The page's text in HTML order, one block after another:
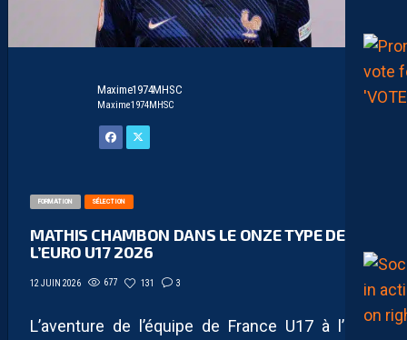
Maxime1974MHSC
Maxime1974MHSC
FORMATION SÉLECTION
MATHIS CHAMBON DANS LE ONZE TYPE DE
L’EURO U17 2026
12 JUIN 2026 677 131 3
L’aventure de l’équipe de France U17 à l’Euro